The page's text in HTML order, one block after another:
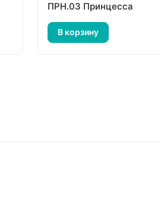
ПРН.03 Принцесса
В корзину